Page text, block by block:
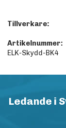
Tillverkare:
Artikelnummer:
ELK-Skydd-BK4
Ledande i